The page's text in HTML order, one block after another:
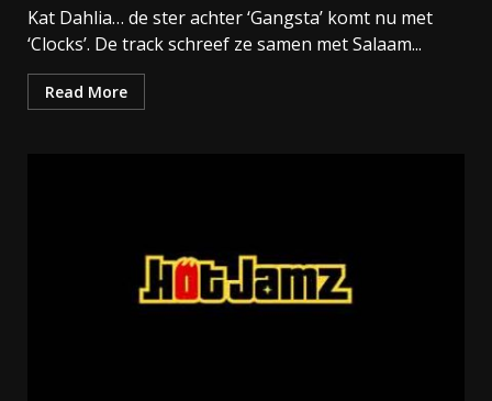
Kat Dahlia… de ster achter ‘Gangsta’ komt nu met
‘Clocks’. De track schreef ze samen met Salaam...
Read More